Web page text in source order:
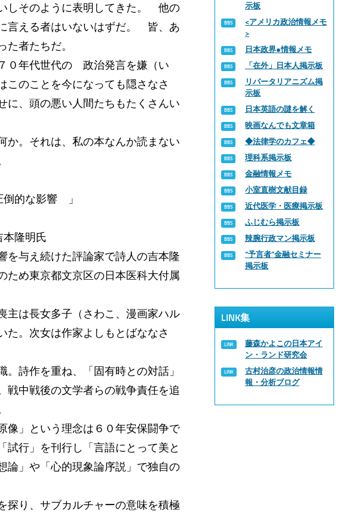
しそのように表明してきた。 他の
言える者はいないはずだ。 皆、あ
者たちだ。
０年代世代の 政治発言を嫌（い
のことを今になっても隠さなさ
に、頭の悪い人間たちもたくさんい
か。それは、私の本なんか読まない
的な影響 」
隆明氏
与え続けた評論家で詩人の吉本隆
ため東京都文京区の日本医科大付属
は長女多子（さわこ、漫画家ハル
た。次女は作家よしもとばななさ
詩作を重ね、「固有時との対話」
戦中戦後の文学者らの戦争責任を追
」という理念は６０年安保闘争で
行」を刊行し「言語にとって美と
論」や「心的現象論序説」で独自の
り、サブカルチャーの意味を積極
示板
<アメリカ政治情報メモ
>
日本政界●情報メモ
「在外」日本人掲示板
リバータリアニズム掲
示板
日本英語の謎を解く
映画なんでも文章箱
◆法律学のカフェ◆
理科系掲示板
金融情報メモ
小室直樹文献目録
近代医学・医療掲示板
ふじむら掲示板
辣腕行政マン掲示板
“予言者”金融セミナー
掲示板
LINK集
藤森かよこの日本アイ
ン・ランド研究会
古村治彦の政治情報情
報・分析ブログ